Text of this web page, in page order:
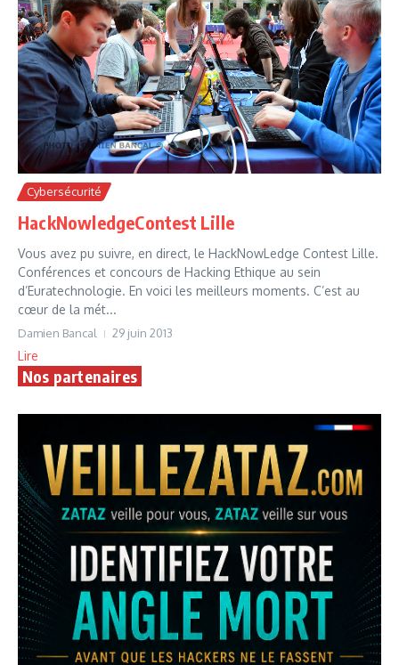
Cybersécurité
HackNowledgeContest Lille
Vous avez pu suivre, en direct, le HackNowLedge Contest Lille.
Conférences et concours de Hacking Ethique au sein
d’Euratechnologie. En voici les meilleurs moments. C’est au
cœur de la mét...
Damien Bancal 29 juin 2013
Lire
Nos partenaires